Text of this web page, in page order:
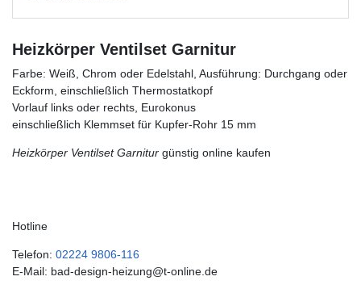
Heizkörper Ventilset Garnitur
Farbe: Weiß, Chrom oder Edelstahl, Ausführung: Durchgang oder
Eckform, einschließlich Thermostatkopf
Vorlauf links oder rechts, Eurokonus
einschließlich Klemmset für Kupfer-Rohr 15 mm
Heizkörper Ventilset Garnitur günstig online kaufen
Hotline
Telefon: 02224 9806-116
E-Mail: bad-design-heizung@t-online.de